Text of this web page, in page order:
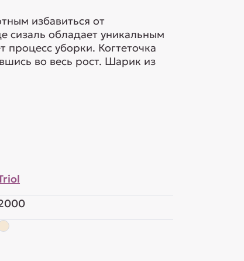
избавиться от
обладает уникальным
процесс уборки. Когтеточка
во весь рост. Шарик из